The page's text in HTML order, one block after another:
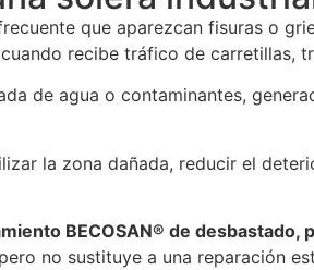
que aparezcan fisuras o
recibe tráfico de carretillas,
de agua o contaminantes,
la zona dañada, reducir el
BECOSAN® de desbastado,
no sustituye a una reparación